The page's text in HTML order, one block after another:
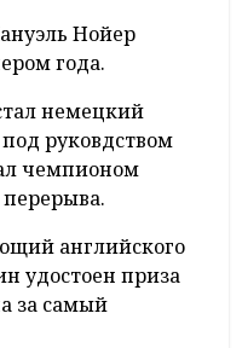
Нойер
года.
немецкий
руковдством
чемпионом
английского
удостоен приза
за самый